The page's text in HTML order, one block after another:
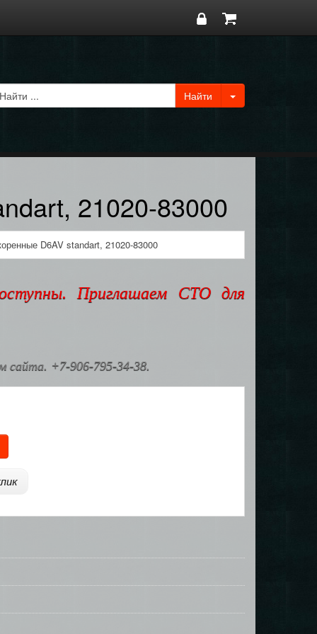
21020-83000
D6AV standart, 21020-83000
Приглашаем СТО для
сайта. +7-906-795-34-38.